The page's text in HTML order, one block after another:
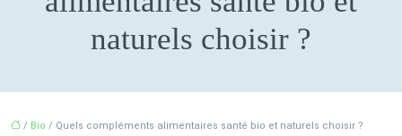
naturels choisir ?
/ Bio / Quels compléments alimentaires santé bio et naturels choisir ?